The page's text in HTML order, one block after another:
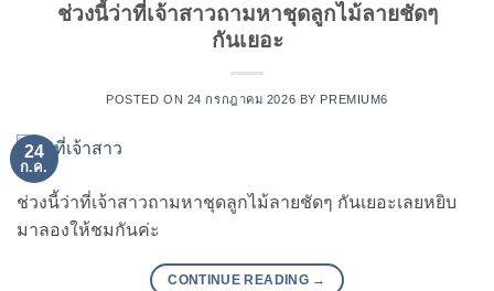
ช่วงนี้ว่าที่เจ้าสาวถามหาชุดลูกไม้ลายชัดๆ
กันเยอะ
POSTED ON 24 กรกฎาคม 2026 BY PREMIUM6
24
ก.ค.
ช่วงนี้ว่าที่เจ้าสาวถามหาชุดลูกไม้ลายชัดๆ กันเยอะเลยหยิบ
มาลองให้ชมกันค่ะ
CONTINUE READING →